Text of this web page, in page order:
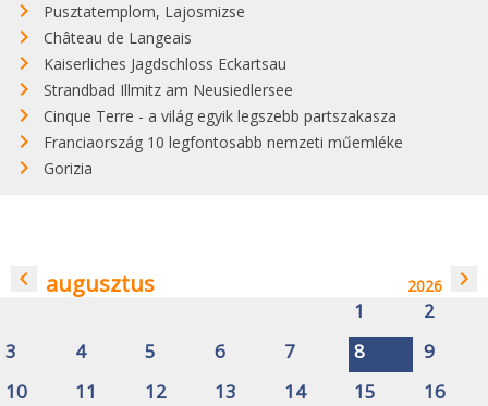
Pusztatemplom, Lajosmizse
Château de Langeais
Kaiserliches Jagdschloss Eckartsau
Strandbad Illmitz am Neusiedlersee
Cinque Terre - a világ egyik legszebb partszakasza
Franciaország 10 legfontosabb nemzeti műemléke
Gorizia
navigate_before augusztus 2026 navigate_next
1
2
3
4 5 6 7 8
9
10
11 12 13 14 15
16